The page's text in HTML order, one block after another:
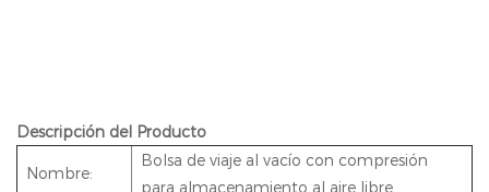
Descripción del Producto
Nombre:
Bolsa de viaje al vacío con compresión
para almacenamiento al aire libre